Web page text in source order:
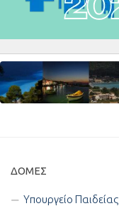
ΔΟΜΈΣ
Υπουργείο Παιδείας